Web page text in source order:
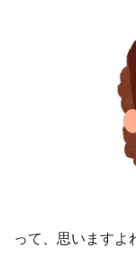
って、思いますよ